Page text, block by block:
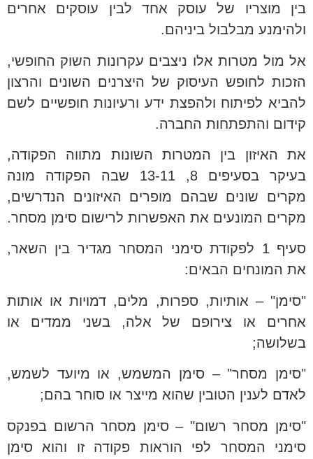
בין מוצריו של עוסק אחד לבין עוסקים אחרים
ולהימנע מבלבול ביניהם.
אל מול מטרות אלו ניצבים עקרונות השוק החופשי,
הזכות לחופש העיסוק של היצרנים השונים והרצון
להביא לפיתוח ולהפצת ידע ורעיונות חופשיים לשם
קידום והתפתחות החברה.
את האיזון בין המטרות השונות מתווה הפקודה,
בעיקר בסעיפים 8, 13-11 שבה הפקודה מונה
מקרים שונים שבהם מופרים האיזונים הנדרשים,
מקרים המונעים את האפשרות לרישום סימן מסחר.
סעיף 1 לפקודת סימני המסחר מגדיר בין השאר,
את המונחים הבאים:
"סימן" – אותיות, ספרות, מלים, דמויות או אותות
אחרים או צירופם של אלה, בשני ממדים או
בשלושה;
"סימן מסחר" – סימן המשמש, או מיועד לשמש,
לאדם לענין הטובין שהוא מייצר או סוחר בהם;
"סימן מסחר רשום" – סימן מסחר הרשום בפנקס
סימני המסחר לפי הוראות פקודה זו והוא סימן